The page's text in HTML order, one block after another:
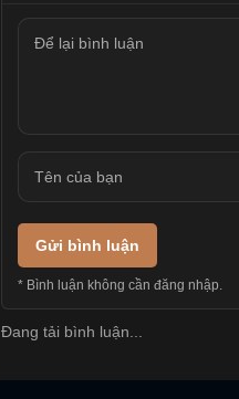
Gửi bình luận
* Bình luận không cần đăng nhập.
Đang tải bình luận...